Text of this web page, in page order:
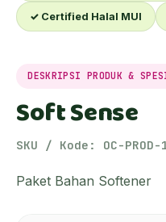
✓ Certified Halal MUI
DESKRIPSI PRODUK &
Soft Sense
SKU / Kode: OC-PROD-
Paket Bahan Softener